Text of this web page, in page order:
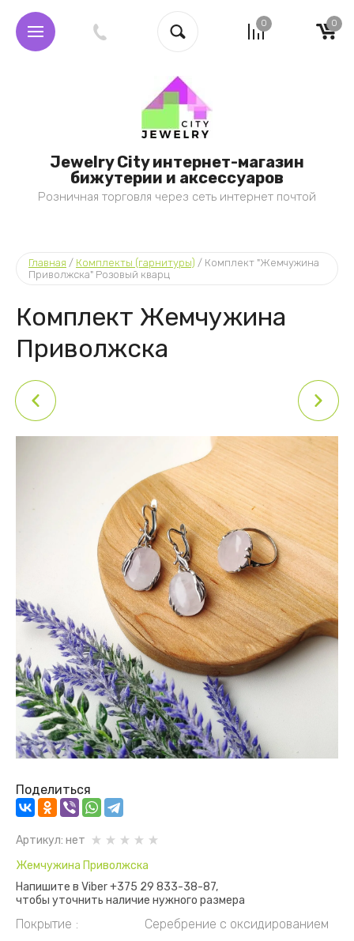
0 0
Jewelry City интернет-магазин
бижутерии и аксессуаров
Розничная торговля через сеть интернет почтой
Главная / Комплекты (гарнитуры) / Комплект "Жемчужина
Приволжска" Розовый кварц
Комплект Жемчужина
Приволжска
Поделиться
Артикул: нет
Жемчужина Приволжска
Напишите в Viber +375 29 833-38-87,
чтобы уточнить наличие нужного размера
Покрытие
Серебрение с оксидированием